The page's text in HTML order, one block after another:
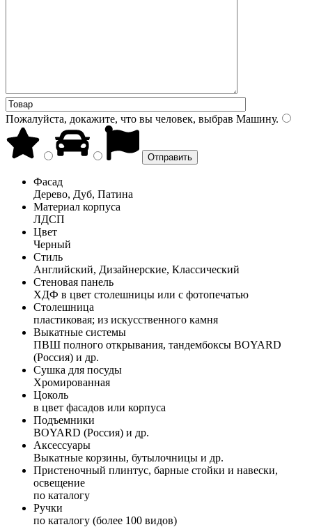
Пожалуйста, докажите, что вы человек, выбрав Машину.
Фасад
Дерево, Дуб, Патина
Материал корпуса
ЛДСП
Цвет
Черный
Стиль
Английский, Дизайнерские, Классический
Стеновая панель
ХДФ в цвет столешницы или с фотопечатью
Столешница
пластиковая; из искусственного камня
Выкатные системы
ПВШ полного открывания, тандембоксы BOYARD
(Россия) и др.
Сушка для посуды
Хромированная
Цоколь
в цвет фасадов или корпуса
Подъемники
BOYARD (Россия) и др.
Аксессуары
Выкатные корзины, бутылочницы и др.
Пристеночный плинтус, барные стойки и навески,
освещение
по каталогу
Ручки
по каталогу (более 100 видов)